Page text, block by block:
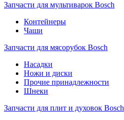
Запчасти для мультиварок Bosch
Контейнеры
Чаши
Запчасти для мясорубок Bosch
Насадки
Ножи и диски
Прочие принадлежности
Шнеки
Запчасти для плит и духовок Bosch